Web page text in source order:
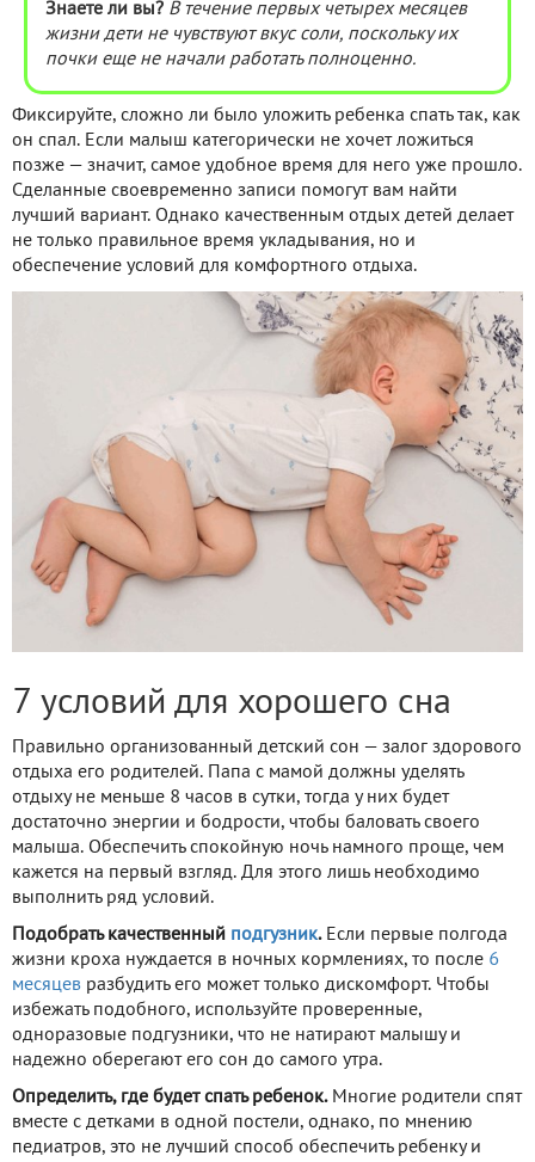
Знаете ли вы? В течение первых четырех месяцев
жизни дети не чувствуют вкус соли, поскольку их
почки еще не начали работать полноценно.
Фиксируйте, сложно ли было уложить ребенка спать так, как
он спал. Если малыш категорически не хочет ложиться
позже — значит, самое удобное время для него уже прошло.
Сделанные своевременно записи помогут вам найти
лучший вариант. Однако качественным отдых детей делает
не только правильное время укладывания, но и
обеспечение условий для комфортного отдыха.
7 условий для хорошего сна
Правильно организованный детский сон — залог здорового
отдыха его родителей. Папа с мамой должны уделять
отдыху не меньше 8 часов в сутки, тогда у них будет
достаточно энергии и бодрости, чтобы баловать своего
малыша. Обеспечить спокойную ночь намного проще, чем
кажется на первый взгляд. Для этого лишь необходимо
выполнить ряд условий.
Подобрать качественный подгузник. Если первые полгода
жизни кроха нуждается в ночных кормлениях, то после 6
месяцев разбудить его может только дискомфорт. Чтобы
избежать подобного, используйте проверенные,
одноразовые подгузники, что не натирают малышу и
надежно оберегают его сон до самого утра.
Определить, где будет спать ребенок.Многие родители спят
вместе с детками в одной постели, однако, по мнению
педиатров, это не лучший способ обеспечить ребенку и